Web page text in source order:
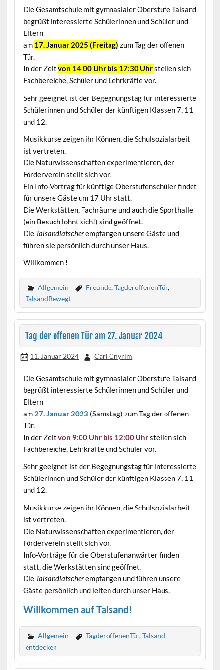
Die Gesamtschule mit gymnasialer Oberstufe Talsand
begrüßt interessierte Schülerinnen und Schüler und
Eltern
am 17. Januar 2025 (Freitag) zum Tag der offenen
Tür.
In der Zeit von 14:00 Uhr bis 17:30 Uhrstellen sich
Fachbereiche, Schüler und Lehrkräfte vor.
Sehr geeignet ist der Begegnungstag für interessierte
Schülerinnen und Schüler der künftigen Klassen 7, 11
und 12.
Musikkurse zeigen ihr Können, die Schulsozialarbeit
ist vertreten.
Die Naturwissenschaften experimentieren, der
Förderverein stellt sich vor.
Ein Info-Vortrag für künftige Oberstufenschüler findet
für unsere Gäste um 17 Uhr statt.
Die Werkstätten, Fachräume und auch die Sporthalle
(ein Besuch lohnt sich!) sind geöffnet.
Die Talsandlatscherempfangen unsere Gäste und
führen sie persönlich durch unser Haus.
Willkommen !
Allgemein Freunde,TagderoffenenTür,
TalsandBewegt
Tag der offenen Tür am 27. Januar 2024
11. Januar 2024 Carl Cnyrim
Die Gesamtschule mit gymnasialer Oberstufe Talsand
begrüßt interessierte Schülerinnen und Schüler und
Eltern
am 27. Januar 2023 (Samstag) zum Tag der offenen
Tür.
In der Zeit von 9:00 Uhr bis 12:00 Uhrstellen sich
Fachbereiche, Lehrkräfte und Schüler vor.
Sehr geeignet ist der Begegnungstag für interessierte
Schülerinnen und Schüler der künftigen Klassen 7, 11
und 12.
Musikkurse zeigen ihr Können, die Schulsozialarbeit
ist vertreten.
Die Naturwissenschaften experimentieren, der
Förderverein stellt sich vor.
Info-Vorträge für die Oberstufenanwärter finden
statt, die Werkstätten sind geöffnet.
Die Talsandlatscherempfangen und führen unsere
Gäste persönlich und leiten durch unser Haus.
Willkommen auf Talsand!
Allgemein TagderoffenenTür,Talsand
entdecken